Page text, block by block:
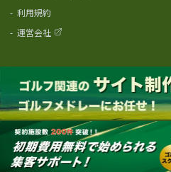
- 利用規約
- 運営会社